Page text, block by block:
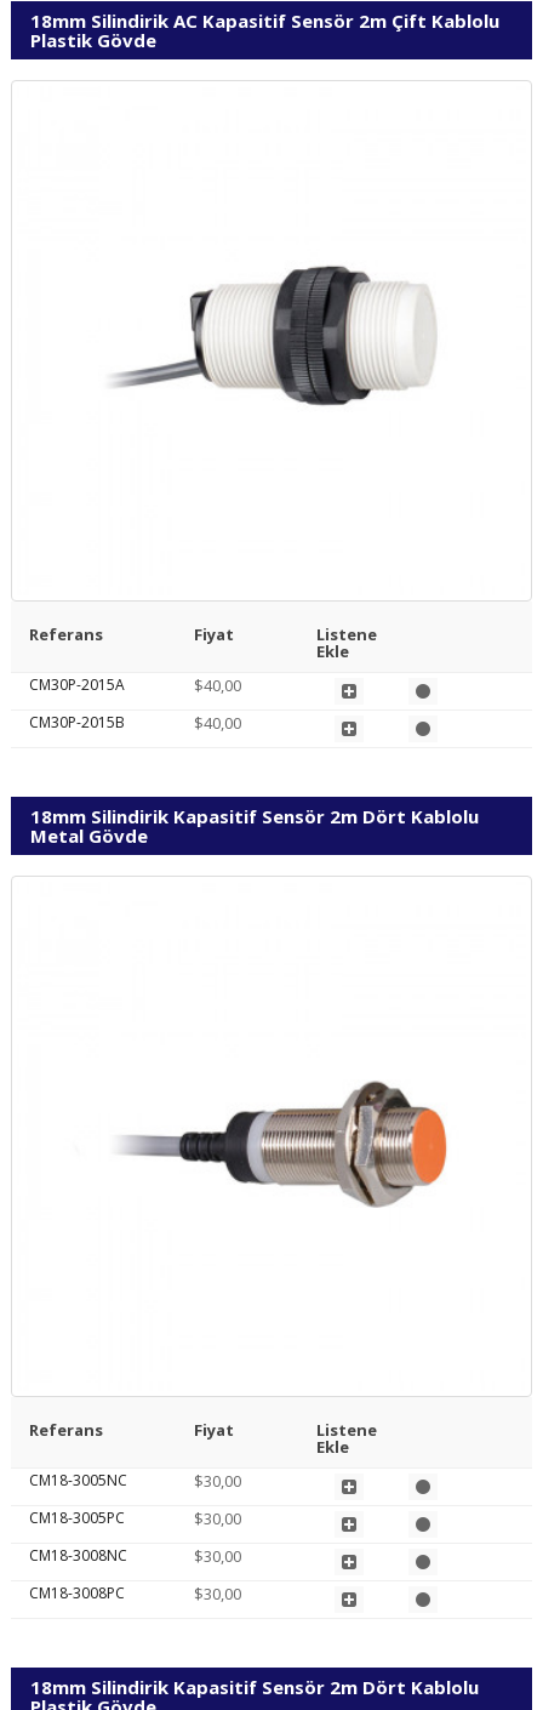
18mm Silindirik AC Kapasitif Sensör 2m Çift Kablolu
Plastik Gövde
Referans Fiyat Listene
Ekle
CM30P-2015A $40,00
CM30P-2015B $40,00
18mm Silindirik Kapasitif Sensör 2m Dört Kablolu
Metal Gövde
Referans Fiyat Listene
Ekle
CM18-3005NC $30,00
CM18-3005PC $30,00
CM18-3008NC $30,00
CM18-3008PC $30,00
18mm Silindirik Kapasitif Sensör 2m Dört Kablolu